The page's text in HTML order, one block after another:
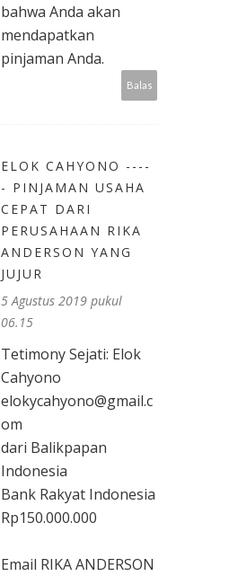
bahwa Anda akan
mendapatkan
pinjaman Anda.
Balas
ELOK CAHYONO ----
- PINJAMAN USAHA
CEPAT DARI
PERUSAHAAN RIKA
ANDERSON YANG
JUJUR
5 Agustus 2019 pukul
06.15
Tetimony Sejati: Elok
Cahyono
elokycahyono@gmail.c
om
dari Balikpapan
Indonesia
Bank Rakyat Indonesia
Rp150.000.000
Email RIKA ANDERSON